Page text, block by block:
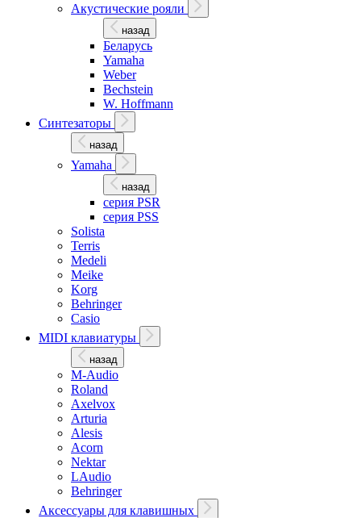
Акустические рояли
назад
Беларусь
Yamaha
Weber
Bechstein
W. Hoffmann
Синтезаторы
назад
Yamaha
назад
серия PSR
серия PSS
Solista
Terris
Medeli
Meike
Korg
Behringer
Casio
MIDI клавиатуры
назад
M-Audio
Roland
Axelvox
Arturia
Alesis
Acorn
Nektar
LAudio
Behringer
Аксессуары для клавишных